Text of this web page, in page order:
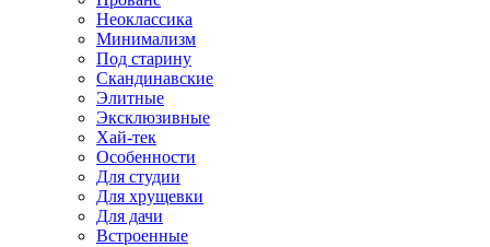
Неоклассика
Минимализм
Под старину
Скандинавские
Элитные
Эксклюзивные
Хай-тек
Особенности
Для студии
Для хрущевки
Для дачи
Встроенные